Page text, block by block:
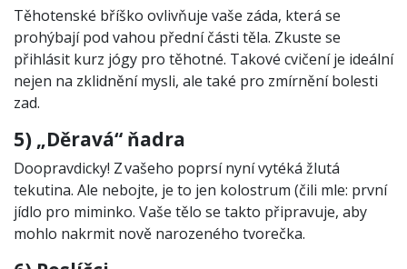
Těhotenské bříško ovlivňuje vaše záda, která se
prohýbají pod vahou přední části těla. Zkuste se
přihlásit kurz jógy pro těhotné. Takové cvičení je ideální
nejen na zklidnění mysli, ale také pro zmírnění bolesti
zad.
5) „Děravá“ ňadra
Doopravdicky! Z vašeho poprsí nyní vytéká žlutá
tekutina. Ale nebojte, je to jen kolostrum (čili mle: první
jídlo pro miminko. Vaše tělo se takto připravuje, aby
mohlo nakrmit nově narozeného tvorečka.